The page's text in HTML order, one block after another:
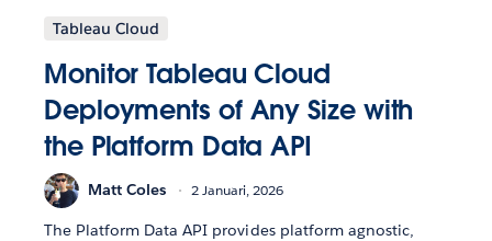
Tableau Cloud
Monitor Tableau Cloud
Deployments of Any Size with
the Platform Data API
Matt Coles 2 Januari, 2026
The Platform Data API provides platform agnostic,